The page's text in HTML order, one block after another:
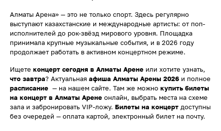
Алматы Арена» — это не только спорт. Здесь регулярно
выступают казахстанские и международные артисты: от поп-
исполнителей до рок-звёзд мирового уровня. Площадка
принимала крупные музыкальные события, и в 2026 году
продолжает работать в активном концертном режиме.
Ищете концерт сегодня в Алматы Арене или хотите узнать,
что завтра? Актуальная афиша Алматы Арены 2026 и полное
расписание — на нашем сайте. Там же можно купить билеты
на концерт в Алматы Арене онлайн, выбрать места на схеме
зала и забронировать VIP-ложу. Билеты на концерт доступны
без очередей — оплата картой, электронный билет на почту.